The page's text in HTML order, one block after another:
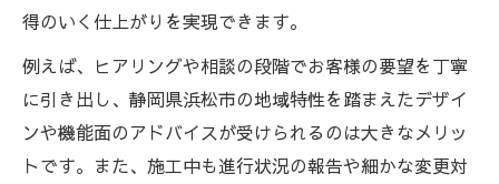
得のいく仕上がりを実現できます。
例えば、ヒアリングや相談の段階でお客様の要望を丁寧
に引き出し、静岡県浜松市の地域特性を踏まえたデザイ
ンや機能面のアドバイスが受けられるのは大きなメリッ
トです。また、施工中も進行状況の報告や細かな変更対